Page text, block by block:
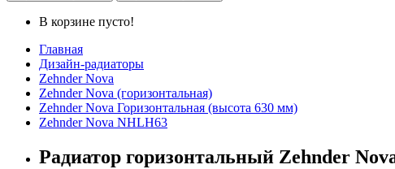
В корзине пусто!
Главная
Дизайн-радиаторы
Zehnder Nova
Zehnder Nova (горизонтальная)
Zehnder Nova Горизонтальная (высота 630 мм)
Zehnder Nova NHLH63
Радиатор горизонтальный Zehnder